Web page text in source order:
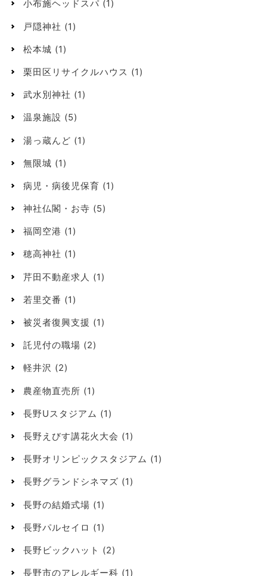
小布施ヘッドスパ (1)
戸隠神社 (1)
松本城 (1)
栗田区リサイクルハウス (1)
武水別神社 (1)
温泉施設 (5)
湯っ蔵んど (1)
無限城 (1)
病児・病後児保育 (1)
神社仏閣・お寺 (5)
福岡空港 (1)
穂高神社 (1)
芹田不動産求人 (1)
若里交番 (1)
被災者復興支援 (1)
託児付の職場 (2)
軽井沢 (2)
農産物直売所 (1)
長野Uスタジアム (1)
長野えびす講花火大会 (1)
長野オリンピックスタジアム (1)
長野グランドシネマズ (1)
長野の結婚式場 (1)
長野パルセイロ (1)
長野ビックハット (2)
長野市のアレルギー科 (1)